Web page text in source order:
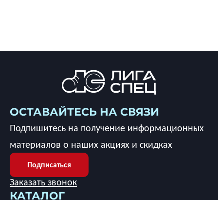
КАТАЛОГ
ОСТАВАЙТЕСЬ НА СВЯЗИ
Подпишитесь на получение информационных
материалов о наших акциях и скидках
Подписаться
Заказать звонок